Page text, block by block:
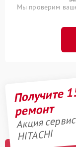
Мы проверим
Получите
ремонт
Акция
HITACHI